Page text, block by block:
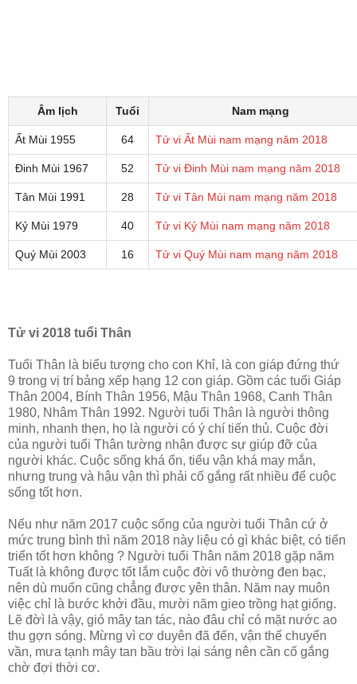
Âm lịch Tuổi Nam mạng
Ất Mùi 1955 64 Tử vi Ất Mùi nam mạng năm 2018
Đinh Mùi 1967 52 Tử vi Đinh Mùi nam mạng năm 2018
Tân Mùi 1991 28 Tử vi Tân Mùi nam mạng năm 2018
Kỷ Mùi 1979 40 Tử vi Kỷ Mùi nam mạng năm 2018
Quý Mùi 2003 16 Tử vi Quý Mùi nam mạng năm 2018
Tử vi 2018 tuổi Thân
Tuổi Thân là biểu tượng cho con Khỉ, là con giáp đứng thứ
9 trong vị trí bảng xếp hạng 12 con giáp. Gồm các tuổi Giáp
Thân 2004, Bính Thân 1956, Mậu Thân 1968, Canh Thân
1980, Nhâm Thân 1992. Người tuổi Thân là người thông
minh, nhanh thẹn, họ là người có ý chí tiến thủ. Cuộc đời
của người tuổi Thân tường nhận được sự giúp đỡ của
người khác. Cuộc sống khá ổn, tiểu vận khá may mắn,
nhưng trung và hậu vận thì phải cố gắng rất nhiều để cuộc
sống tốt hơn.
Nếu như năm 2017 cuộc sống của người tuổi Thân cứ ở
mức trung bình thì năm 2018 này liệu có gì khác biệt, có tiến
triển tốt hơn không ? Người tuổi Thân năm 2018 gặp năm
Tuất là không được tốt lắm cuộc đời vô thường đen bạc,
nên dù muốn cũng chẳng được yên thân. Năm nay muôn
việc chỉ là bước khởi đầu, mười năm gieo trồng hạt giống.
Lẽ đờì là vậy, gió mây tan tác, nào đâu chỉ có mặt nước ao
thu gợn sóng. Mừng vì cơ duyên đã đến, vận thế chuyển
vần, mưa tạnh mây tan bầu trời lại sáng nên cần cố gắng
chờ đợi thời cơ.